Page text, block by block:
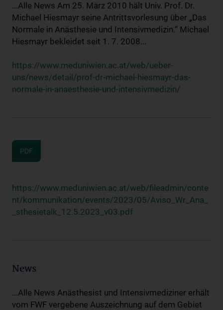
...Alle News Am 25. März 2010 hält Univ. Prof. Dr.
Michael Hiesmayr seine Antrittsvorlesung über „Das
Normale in Anästhesie und Intensivmedizin.“ Michael
Hiesmayr bekleidet seit 1. 7. 2008...
https://www.meduniwien.ac.at/web/ueber-
uns/news/detail/prof-dr-michael-hiesmayr-das-
normale-in-anaesthesie-und-intensivmedizin/
PDF
https://www.meduniwien.ac.at/web/fileadmin/conte
nt/kommunikation/events/2023/05/Aviso_Wr_Ana_
_sthesietalk_12.5.2023_v03.pdf
News
...Alle News Anästhesist und Intensivmediziner erhält
vom FWF vergebene Auszeichnung auf dem Gebiet